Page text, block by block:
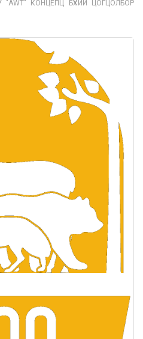
"AWT" КОНЦЕПЦ БҮХИЙ ЦОГЦОЛБОР